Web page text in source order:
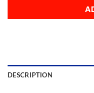
DESCRIPTION